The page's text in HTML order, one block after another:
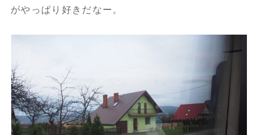
がやっぱり好きだなー。